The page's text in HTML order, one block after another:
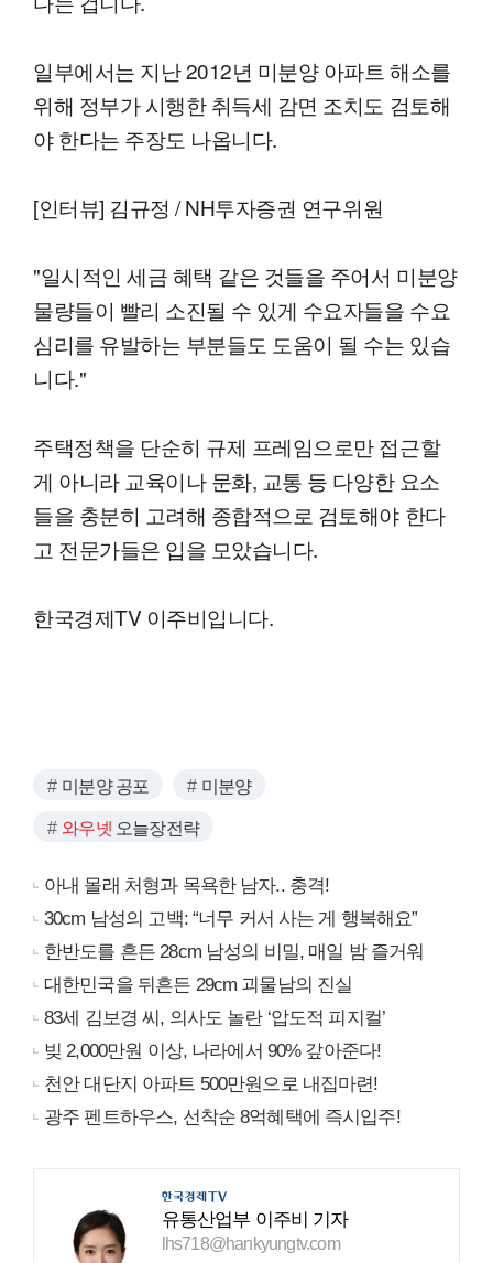
일부에서는 지난 2012년 미분양 아파트 해소를
위해 정부가 시행한 취득세 감면 조치도 검토해
야 한다는 주장도 나옵니다.
[인터뷰] 김규정 / NH투자증권 연구위원
"일시적인 세금 혜택 같은 것들을 주어서 미분양
물량들이 빨리 소진될 수 있게 수요자들을 수요
심리를 유발하는 부분들도 도움이 될 수는 있습
니다."
주택정책을 단순히 규제 프레임으로만 접근할
게 아니라 교육이나 문화, 교통 등 다양한 요소
들을 충분히 고려해 종합적으로 검토해야 한다
고 전문가들은 입을 모았습니다.
한국경제TV 이주비입니다.
미분양 공포 미분양
와우넷 오늘장전략
아내 몰래 처형과 목욕한 남자.. 충격!
30cm 남성의 고백: “너무 커서 사는 게 행복해요”
한반도를 흔든 28cm 남성의 비밀, 매일 밤 즐거워
대한민국을 뒤흔든 29cm 괴물남의 진실
83세 김보경 씨, 의사도 놀란 ‘압도적 피지컬’
빚 2,000만원 이상, 나라에서 90% 갚아준다!
천안 대단지 아파트 500만원으로 내집마련!
광주 펜트하우스, 선착순 8억혜택에 즉시입주!
유통산업부 이주비 기자
lhs718@hankyungtv.com